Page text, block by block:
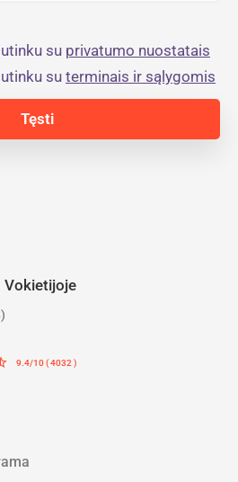
su privatumo nuostatais
su terminais ir sąlygomis
Vokietijoje
9.4/10 ( 4032 )